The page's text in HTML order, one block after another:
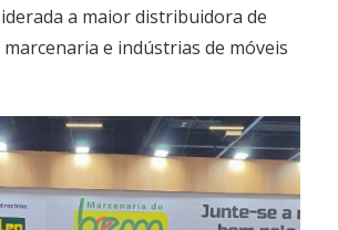
a maior distribuidora de
e indústrias de móveis